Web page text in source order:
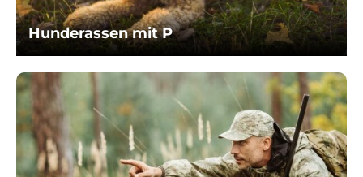
Hunderassen mit P